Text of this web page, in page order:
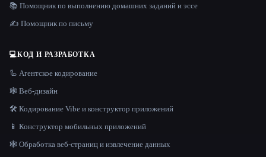
📚 Помощник по выполнению домашних заданий и эссе
✍️ Помощник по письму
💻КОД И РАЗРАБОТКА
🦾 Агентское кодирование
🕸 Веб-дизайн
🛠️ Кодирование Vibe и конструктор приложений
📱 Конструктор мобильных приложений
🕸️ Обработка веб-страниц и извлечение данных